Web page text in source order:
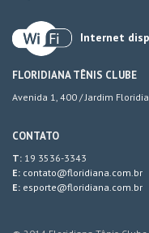
Internet
FLORIDIANA TÊNIS CLUBE
Avenida 1, 400 / Jardim
CONTATO
T: 19 3536-3343
E: contato@floridiana.com.br
E: esporte@floridiana.com.br